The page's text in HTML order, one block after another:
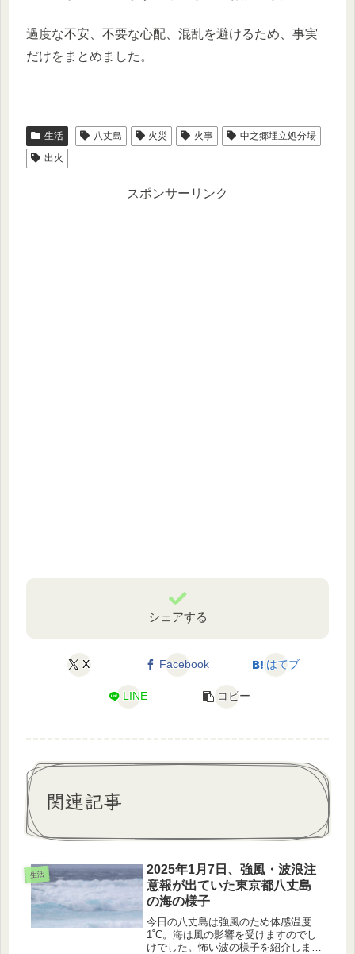
過度な不安、不要な心配、混乱を避けるため、事実
だけをまとめました。
生活 八丈島 火災 火事
中之郷埋立処分場
出火
スポンサーリンク
シェアする
X Facebook はてブ
LINE コピー
関連記事
生活
2025年1月7日、強風・波浪注
意報が出ていた東京都八丈島
の海の様子
今日の八丈島は強風のため体感温度
1˚C。海は風の影響を受けますのでし
けでした。怖い波の様子を紹介しま